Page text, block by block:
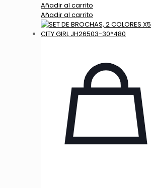
Añadir al carrito
Añadir al carrito